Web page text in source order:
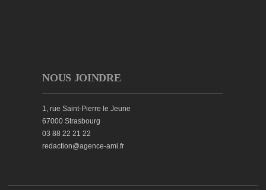
NOUS JOINDRE
1, rue Saint-Pierre le Jeune
67000 Strasbourg
03 88 22 21 22
redaction@agence-ami.fr